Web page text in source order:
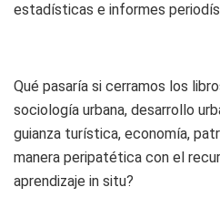
estadísticas e informes
Qué pasaría si cerramos los
sociología urbana, desarrollo
guianza turística, economía,
manera peripatética con el
aprendizaje in situ?